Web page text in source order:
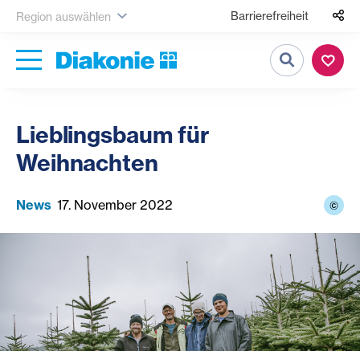
Region auswählen Barrierefreiheit
Suche
Lieblingsbaum für
Weihnachten
News 17. November 2022 ©